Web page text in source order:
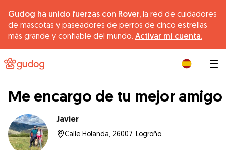
Gudog ha unido fuerzas con Rover, la red de cuidadores
de mascotas y paseadores de perros de cinco estrellas
más grande y confiable del mundo. Activar mi cuenta.
Me encargo de tu mejor amigo
Javier
Calle Holanda, 26007, Logroño